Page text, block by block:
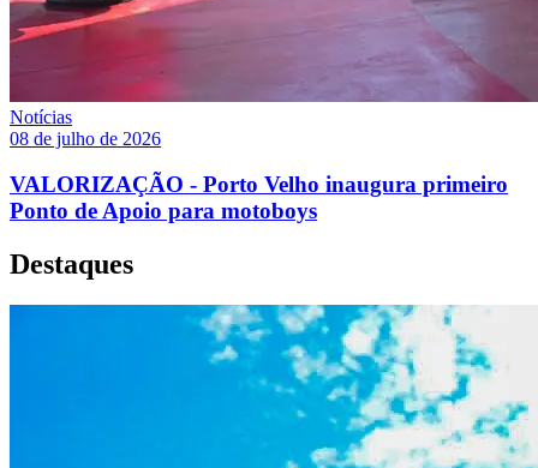
Notícias
08 de julho de 2026
VALORIZAÇÃO - Porto Velho inaugura primeiro
Ponto de Apoio para motoboys
Destaques